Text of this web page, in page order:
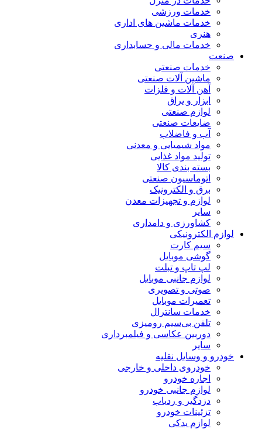
خدمات ورزشی
خدمات ماشین های اداری
هنری
خدمات مالی و حسابداری
صنعت
خدمات صنعتی
ماشین آلات صنعتی
آهن آلات و فلزات
ابزار و یراق
لوازم صنعتی
ضایعات صنعتی
آب و فاضلاب
مواد شیمیایی و معدنی
تولید مواد غذایی
بسته بندی کالا
اتوماسیون صنعتی
برق و الکترونیک
لوازم و تجهیزات معدن
سایر
کشاورزی و دامداری
لوازم الکترونیکی
سیم کارت
گوشی موبایل
لپ تاپ و تبلت
لوازم جانبی موبایل
صوتی و تصویری
تعمیرات موبایل
خدمات سانترال
تلفن بی‌سیم رومیزی
دوربین عکاسی و فیلمبرداری
سایر
خودرو و وسایل نقلیه
خودروی داخلی و خارجی
اجاره خودرو
لوازم جانبی خودرو
دزدگیر و ردیاب
تزئینات خودرو
لوازم یدکی